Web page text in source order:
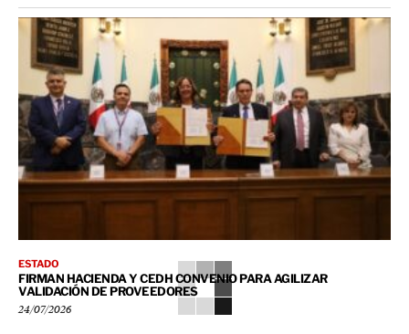
ESTADO
FIRMAN HACIENDA Y CEDH CONVENIO PARA AGILIZAR
VALIDACIÓN DE PROVEEDORES
24/07/2026